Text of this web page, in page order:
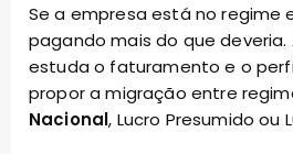
Se a empresa está no regime
pagando mais do que deveria.
estuda o faturamento e o
propor a migração entre
Nacional, Lucro Presumido ou